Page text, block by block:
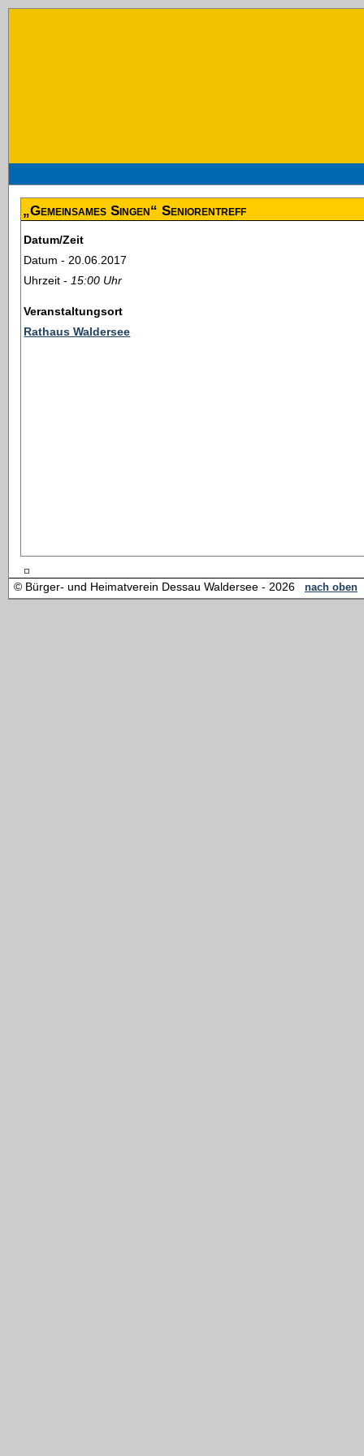
„Gemeinsames Singen“ Seniorentreff
Datum/Zeit
Datum - 20.06.2017
Uhrzeit - 15:00 Uhr
Veranstaltungsort
Rathaus Waldersee
© Bürger- und Heimatverein Dessau Waldersee - 2026 nach oben